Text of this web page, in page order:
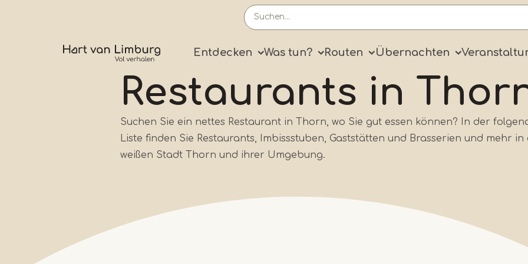
Primary
Entdecken Was tun? Routen Übernachten
Restaurants in
Suchen Sie ein nettes Restaurant in Thorn, wo Sie gut essen können? In der
Liste finden Sie Restaurants, Imbissstuben, Gaststätten und Brasserien und mehr in
weißen Stadt Thorn und ihrer Umgebung.